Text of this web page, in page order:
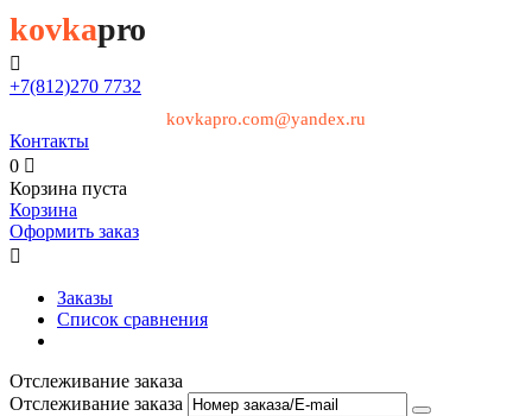
kovkapro

+7(812)270 7732
kovkapro.com@yandex.ru
Контакты
0 
Корзина пуста
Корзина
Оформить заказ

Заказы
Список сравнения
Отслеживание заказа
Отслеживание заказа